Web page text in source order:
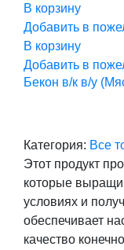
В корзину
Добавить в
В корзину
Добавить в
Бекон в/к в/у
Категория: Все
Этот продукт
которые
условиях и
обеспечивает
качество